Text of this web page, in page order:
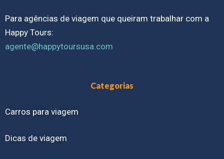
Para agências de viagem que queiram trabalhar com a
Happy Tours:
agente@happytoursusa.com
Categorias
Carros para viagem
Dicas de viagem